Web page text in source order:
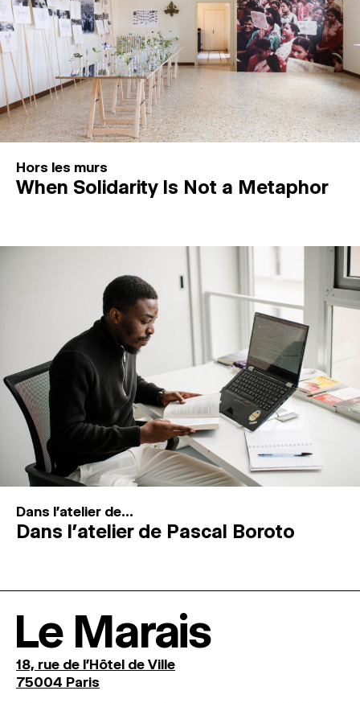
Hors les murs
When Solidarity Is Not a Metaphor
Dans l'atelier de...
Dans l’atelier de Pascal Boroto
Le Marais
18, rue de l'Hôtel de Ville
75004 Paris